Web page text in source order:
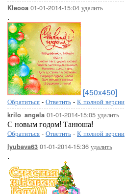
Kleooa 01-01-2014-15:04 удалить
.
[450x450]
Обратиться - Ответить - К полной версии
krilo_angela 01-01-2014-15:05 удалить
С новым годом! Танюша!
Обратиться - Ответить - К полной версии
lyubava63 01-01-2014-15:36 удалить
.